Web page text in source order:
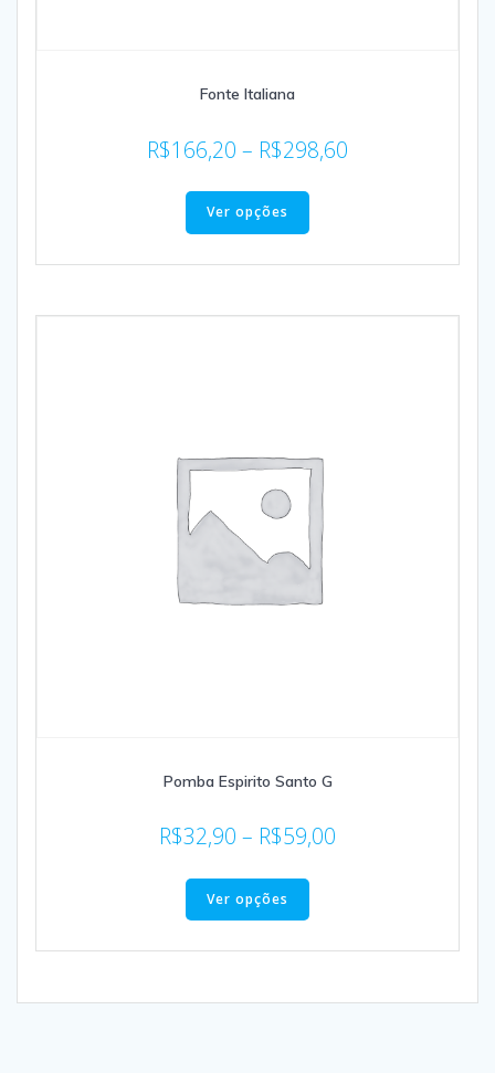
Fonte Italiana
R$166,20 – R$298,60
Ver opções
Pomba Espirito Santo G
R$32,90 – R$59,00
Ver opções